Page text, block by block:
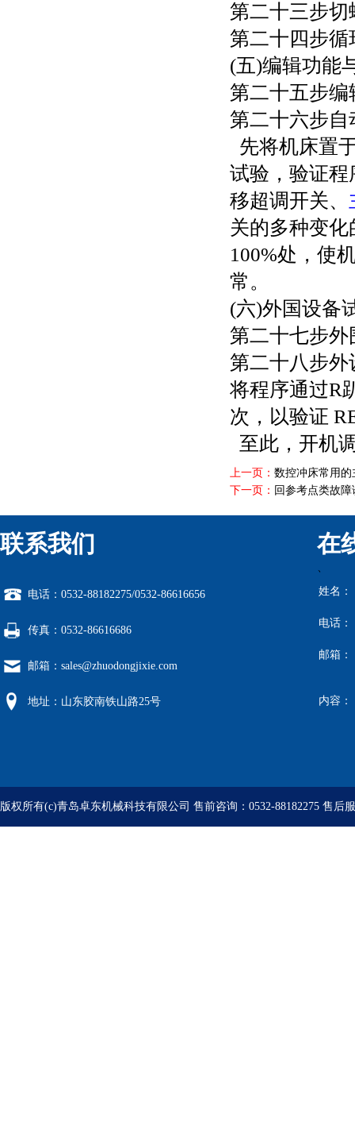
第二十三步
第二十四步
(五)编辑功能
第二十五步编
第二十六步
先将机床置
试验，验证
移超调开关、
关的多种变
100%处，使
常。
(六)外国设备
第二十七步外
第二十八步
将程序通过R
次，以验证
至此，开机
上一页： 数控冲床常用
下一页： 回参考点类故
联系我们
电话：0532-88182275/0532-86616656
传真：0532-86616686
邮箱：sales@zhuodongjixie.com
地址：山东胶南铁山路25号
在
、
姓名：
电话：
邮箱：
内容：
版权所有(c)青岛卓东机械科技有限公司 售前咨询：0532-88182275 售后